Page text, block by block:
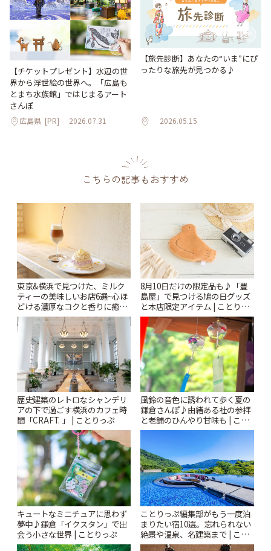
【チケットプレゼント】水辺の世
界から浮世絵の世界へ。「広島も
とまち水族館」ではじまるアート
さんぽ
広島県 [PR] 2026.07.31
【旅先診断】あなたの“いま”にぴ
ったりな旅先が見つかる♪
2026.05.15
こちらの記事もおすすめ
東京&横浜で見つけた、ミルク
ティーの美味しいお店6選~心ほ
どける濃厚なコクと香りに癒や
されるティータイム~ | ことりっ
ぷ
8月10日だけの限定品も♪「豊
島屋」で見つける鳩の日グッズ
と本店限定アイテム | ことりっ
ぷ
歴史建築のレトロなシャンデリ
アの下で過ごす横浜のカフェ時
間「CRAFT. 」 | ことりっぷ
風鈴の音色に誘われて歩く夏の
鎌倉さんぽ♪由緒ある社の参拝
と老舗のひんやり甘味も | こと
りっぷ
キュートなミニチュアに思わず
夢中♪鎌倉「イクスタン」で出
会う小さな世界 | ことりっぷ
ことりっぷ編集部がもう一度泊
まりたい宿10選。忘れられない
絶景や温泉、名建築まで | こと
りっぷ